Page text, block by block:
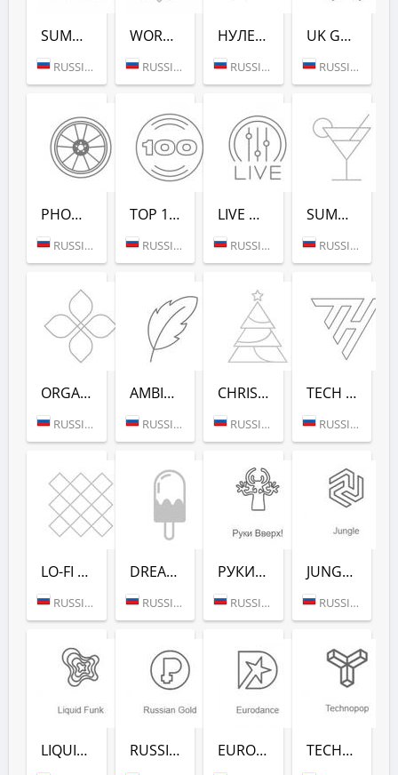
SUMMER LOUNGE - РАДИО РЕКОРД
RUSSIA (MOSCOW)
WORKOUT - РАДИО РЕКОРД
RUSSIA (MOSCOW)
НУЛЕВЫХ (РАДИО РЕКОРД)
RUSSIA (SAINT PETERSBURG)
UK GARAGE (РАДИО РЕКОРД)
RUSSIA (MOSCOW)
PHONK (РАДИО РЕКОРД)
RUSSIA (MOSCOW)
TOP 100 EDM (РАДИО РЕКОРД)
RUSSIA (MOSCOW)
LIVE DJ-SETS (РАДИО РЕКОРД)
RUSSIA (MOSCOW)
SUMMER DANCE (РАДИО РЕКОРД)
RUSSIA (MOSCOW)
ORGANIC (РАДИО РЕКОРД)
RUSSIA (MOSCOW)
AMBIENT (РАДИО РЕКОРД)
RUSSIA (MOSCOW)
CHRISTMAS (РАДИО РЕКОРД)
RUSSIA (MOSCOW)
TECH HOUSE (РАДИО РЕКОРД)
RUSSIA (MOSCOW)
LO-FI (РАДИО РЕКОРД)
RUSSIA (MOSCOW)
DREAM POP (РАДИО РЕКОРД)
RUSSIA (MOSCOW)
РУКИ ВВЕРХ! (РАДИО РЕКОРД)
RUSSIA (MOSCOW)
JUNGLE (РАДИО РЕКОРД)
RUSSIA (MOSCOW)
LIQUID FUNK (РАДИО РЕКОРД) RUSSIAN GOLD (РАДИО РЕКОРД) EURODANCE (РАДИО РЕКОРД) TECHNOPOP (РАДИО РЕКОРД)